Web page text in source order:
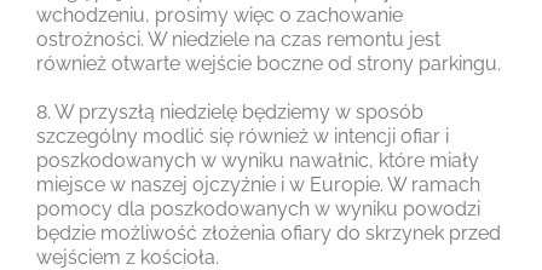
wchodzeniu, prosimy więc o zachowanie
ostrożności. W niedziele na czas remontu jest
również otwarte wejście boczne od strony parkingu.
8. W przyszłą niedzielę będziemy w sposób
szczególny modlić się również w intencji ofiar i
poszkodowanych w wyniku nawałnic, które miały
miejsce w naszej ojczyźnie i w Europie. W ramach
pomocy dla poszkodowanych w wyniku powodzi
będzie możliwość złożenia ofiary do skrzynek przed
wejściem z kościoła.